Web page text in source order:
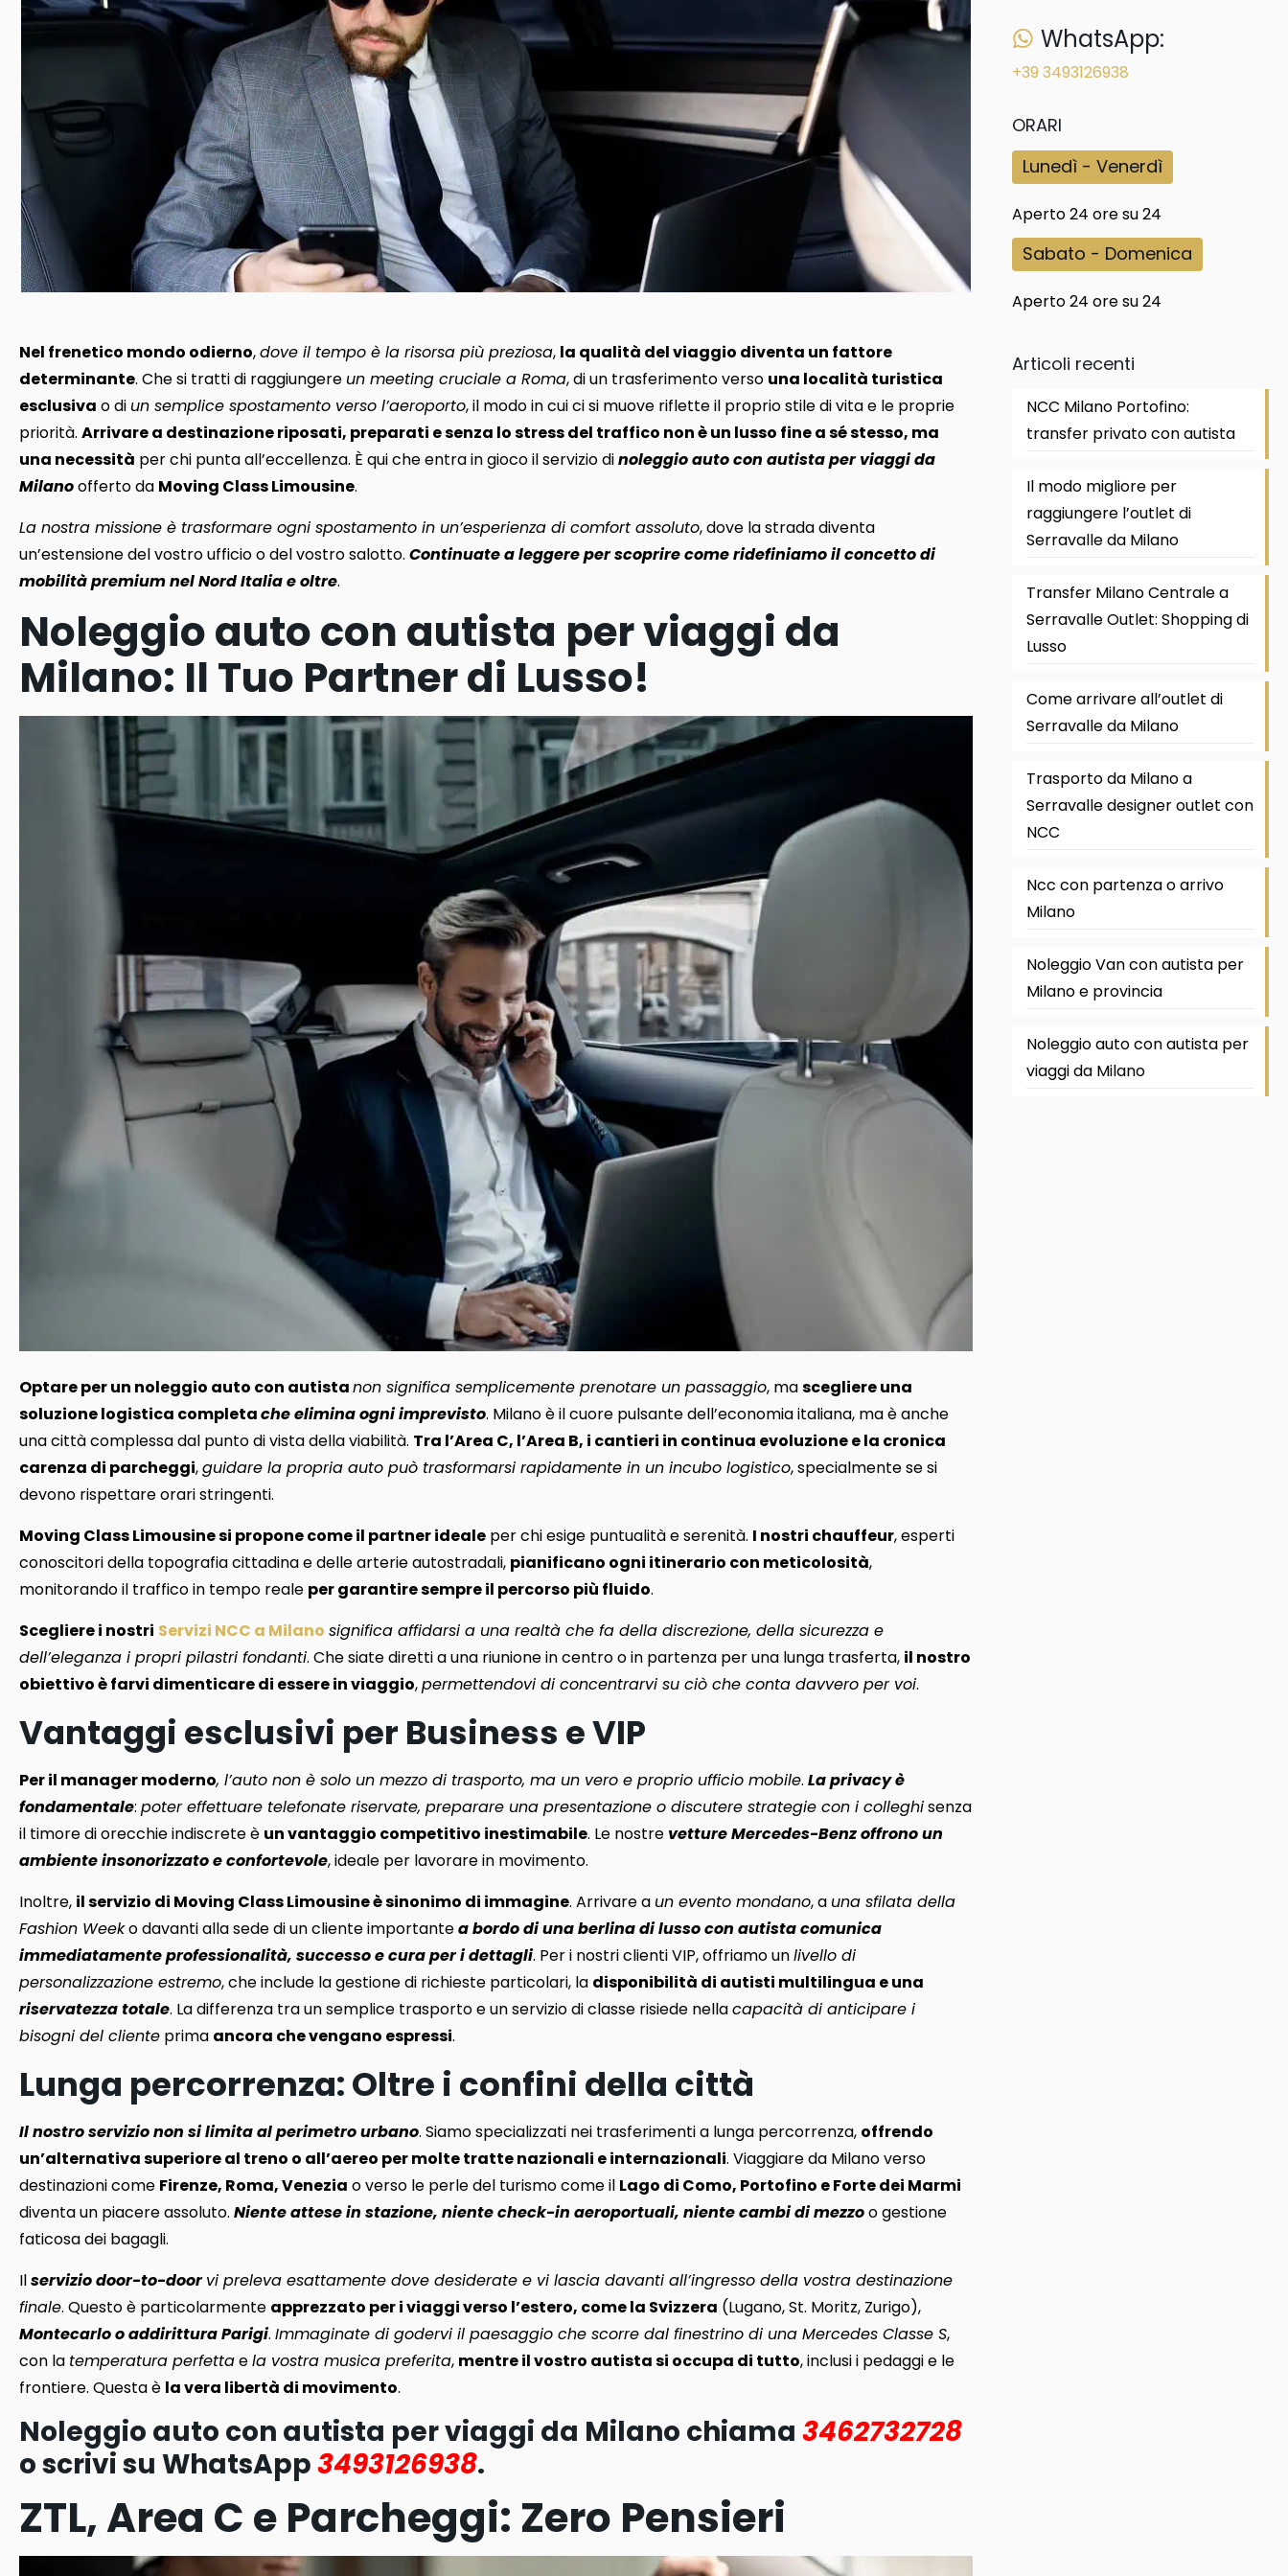
Nel frenetico mondo odierno,dove il tempo è la risorsa più preziosa, la qualità del viaggio diventa un fattore
determinante. Che si tratti di raggiungere un meeting cruciale a Roma, di un trasferimento verso una località turistica
esclusiva o di un semplice spostamento verso l’aeroporto, il modo in cui ci si muove riflette il proprio stile di vita e le proprie
priorità.Arrivare a destinazione riposati, preparati e senza lo stress del traffico non è un lusso fine a sé stesso, ma
una necessità per chi punta all’eccellenza. È qui che entra in gioco il servizio dinoleggio auto con autista per viaggi da
Milanoofferto da Moving Class Limousine.
La nostra missione è trasformare ogni spostamento in un’esperienza di comfort assoluto, dove la strada diventa
un’estensione del vostro ufficio o del vostro salotto.Continuate a leggere per scoprire come ridefiniamo il concetto di
mobilità premium nel Nord Italia e oltre.
Noleggio auto con autista per viaggi da
Milano: Il Tuo Partner di Lusso!
Optare per un noleggio auto con autistanon significa semplicemente prenotare un passaggio, mascegliere una
soluzione logistica completache elimina ogni imprevisto. Milano è il cuore pulsante dell’economia italiana, ma è anche
una città complessa dal punto di vista della viabilità. Tra l’Area C, l’Area B, i cantieri in continua evoluzione e la cronica
carenza di parcheggi,guidare la propria auto può trasformarsi rapidamente in un incubo logistico, specialmente se si
devono rispettare orari stringenti.
Moving Class Limousine si propone come il partner ideale per chi esige puntualità e serenità. I nostri chauffeur, esperti
conoscitori della topografia cittadina e delle arterie autostradali, pianificano ogni itinerario con meticolosità,
monitorando il traffico in tempo reale per garantire sempre il percorso più fluido.
Scegliere i nostri Servizi NCC a Milano significa affidarsi a una realtà che fa della discrezione, della sicurezza e
dell’eleganza i propri pilastri fondanti. Che siate diretti a una riunione in centro o in partenza per una lunga trasferta, il nostro
obiettivo è farvi dimenticare di essere in viaggio,permettendovi di concentrarvi su ciò che conta davvero per voi.
Vantaggi esclusivi per Business e VIP
Per il manager moderno, l’auto non è solo un mezzo di trasporto, ma un vero e proprio ufficio mobile.La privacy è
fondamentale:poter effettuare telefonate riservate, preparare una presentazione o discutere strategie con i colleghisenza
il timore di orecchie indiscrete è un vantaggio competitivo inestimabile. Le nostre vetture Mercedes-Benz offrono un
ambiente insonorizzato e confortevole, ideale per lavorare in movimento.
Inoltre, il servizio di Moving Class Limousine è sinonimo di immagine. Arrivare a un evento mondano, a una sfilata della
Fashion Weeko davanti alla sede di un cliente importantea bordo di una berlina di lusso con autista comunica
immediatamente professionalità, successo e cura per i dettagli. Per i nostri clienti VIP, offriamo unlivello di
personalizzazione estremo, che include la gestione di richieste particolari, la disponibilità di autisti multilingua e una
riservatezza totale. La differenza tra un semplice trasporto e un servizio di classe risiede nellacapacità di anticipare i
bisogni del cliente prima ancora che vengano espressi.
Lunga percorrenza: Oltre i confini della città
Il nostro servizio non si limita al perimetro urbano. Siamo specializzati nei trasferimenti a lunga percorrenza, offrendo
un’alternativa superiore al treno o all’aereo per molte tratte nazionali e internazionali. Viaggiare da Milano verso
destinazioni come Firenze, Roma, Venezia o verso le perle del turismo come il Lago di Como, Portofino e Forte dei Marmi
diventa un piacere assoluto.Niente attese in stazione, niente check-in aeroportuali, niente cambi di mezzoo gestione
faticosa dei bagagli.
Ilservizio door-to-door vi preleva esattamente dove desiderate e vi lascia davanti all’ingresso della vostra destinazione
finale. Questo è particolarmente apprezzato per i viaggi verso l’estero, come la Svizzera (Lugano, St. Moritz, Zurigo),
Montecarlo o addirittura Parigi.Immaginate di godervi il paesaggio che scorre dal finestrino di una Mercedes Classe S,
con la temperatura perfettaela vostra musica preferita, mentre il vostro autista si occupa di tutto, inclusi i pedaggi e le
frontiere. Questa è la vera libertà di movimento.
Noleggio auto con autista per viaggi da Milano chiama3462732728
o scrivi su WhatsApp3493126938.
ZTL, Area C e Parcheggi: Zero Pensieri
WhatsApp:
+39 3493126938
ORARI
Lunedì - Venerdì
Aperto 24 ore su 24
Sabato - Domenica
Aperto 24 ore su 24
Articoli recenti
NCC Milano Portofino:
transfer privato con autista
Il modo migliore per
raggiungere l’outlet di
Serravalle da Milano
Transfer Milano Centrale a
Serravalle Outlet: Shopping di
Lusso
Come arrivare all’outlet di
Serravalle da Milano
Trasporto da Milano a
Serravalle designer outlet con
NCC
Ncc con partenza o arrivo
Milano
Noleggio Van con autista per
Milano e provincia
Noleggio auto con autista per
viaggi da Milano